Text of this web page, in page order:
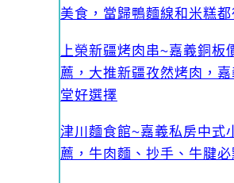
美食，當歸鴨麵線和米糕
上榮新疆烤肉串~嘉義銅板
薦，大推新疆孜然烤肉，
堂好選擇
津川麵食館~嘉義私房中式
薦，牛肉麵、抄手、牛腱必